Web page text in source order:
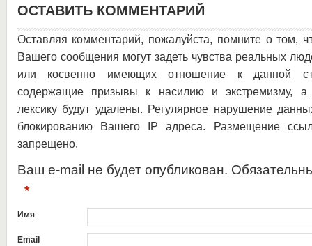
ОСТАВИТЬ КОММЕНТАРИЙ
Оставляя комментарий, пожалуйста, помните о том,
Вашего сообщения могут задеть чувства реальных
или косвенно имеющих отношение к данной
содержащие призывы к насилию и экстремизму, а
лексику будут удалены. Регулярное нарушение
блокированию Вашего IP адреса. Размещение
запрещено.
Ваш e-mail не будет опубликован.
*
Имя
Email